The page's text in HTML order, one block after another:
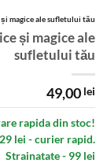
magice ale sufletului tău
și magice ale
sufletului tău
49,00 lei
rapida din stoc!
lei - curier rapid.
Strainatate - 99 lei